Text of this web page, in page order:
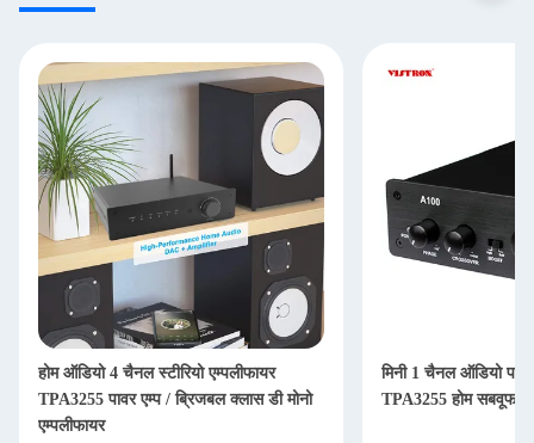
होम ऑडियो 4 चैनल स्टीरियो एम्पलीफायर
TPA3255 पावर एम्प / ब्रिजबल क्लास डी मोनो
एम्पलीफायर
मिनी 1 चैनल ऑडियो पावर
TPA3255 होम सबवूफर